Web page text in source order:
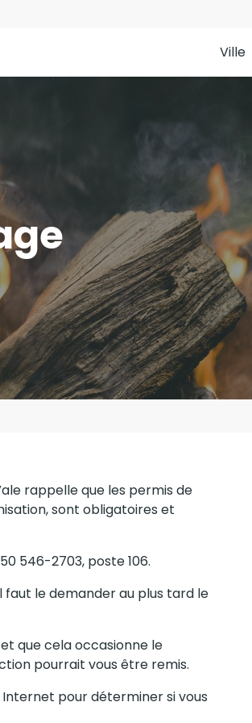
Ville
rappelle que les permis de
sont obligatoires et
546-2703, poste 106.
faut le demander au plus tard le
que cela occasionne le
pourrait vous être remis.
Internet pour déterminer si vous